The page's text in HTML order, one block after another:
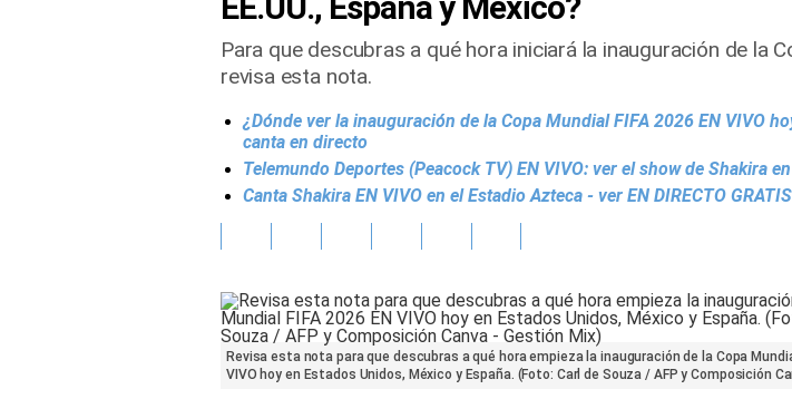
Para que descubras a qué hora iniciará la inauguración de la
revisa esta nota.
¿Dónde ver la inauguración de la Copa Mundial FIFA 2026 EN VIVO
canta en directo
Telemundo Deportes (Peacock TV) EN VIVO: ver el show de Shakira
Canta Shakira EN VIVO en el Estadio Azteca - ver EN DIRECTO
Revisa esta nota para que descubras a qué hora empieza la inauguración de la Copa
VIVO hoy en Estados Unidos, México y España. (Foto: Carl de Souza / AFP y Composición